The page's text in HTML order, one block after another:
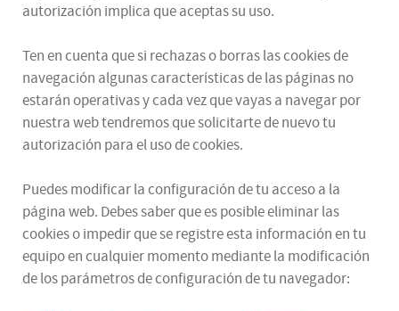
autorización implica que aceptas su uso.
Ten en cuenta que si rechazas o borras las cookies de
navegación algunas características de las páginas no
estarán operativas y cada vez que vayas a navegar por
nuestra web tendremos que solicitarte de nuevo tu
autorización para el uso de cookies.
Puedes modificar la configuración de tu acceso a la
página web. Debes saber que es posible eliminar las
cookies o impedir que se registre esta información en tu
equipo en cualquier momento mediante la modificación
de los parámetros de configuración de tu navegador: